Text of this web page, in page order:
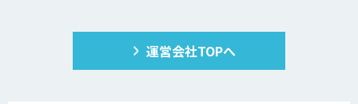
運営会社TOPへ